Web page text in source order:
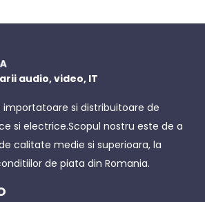
audio, video, IT
importatoare si distribuitoare de
si electrice.Scopul nostru este de a
calitate medie si superioara, la
de piata din Romania.